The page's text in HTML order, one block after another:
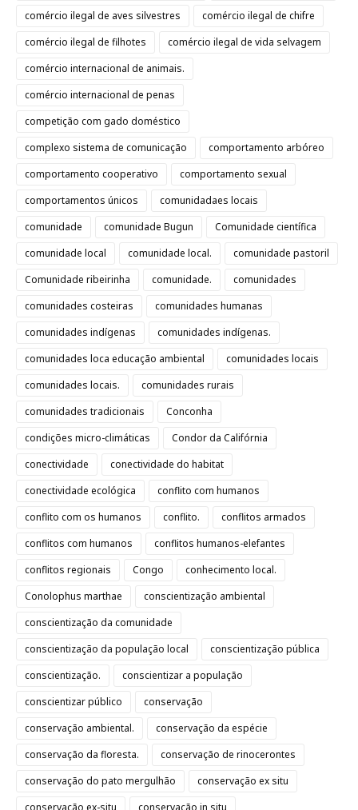
comércio ilegal de aves silvestres
comércio ilegal de chifre
comércio ilegal de filhotes
comércio ilegal de vida selvagem
comércio internacional de animais.
comércio internacional de penas
competição com gado doméstico
complexo sistema de comunicação
comportamento arbóreo
comportamento cooperativo
comportamento sexual
comportamentos únicos
comunidadaes locais
comunidade
comunidade Bugun
Comunidade científica
comunidade local
comunidade local.
comunidade pastoril
Comunidade ribeirinha
comunidade.
comunidades
comunidades costeiras
comunidades humanas
comunidades indígenas
comunidades indígenas.
comunidades loca educação ambiental
comunidades locais
comunidades locais.
comunidades rurais
comunidades tradicionais
Conconha
condições micro-climáticas
Condor da Califórnia
conectividade
conectividade do habitat
conectividade ecológica
conflito com humanos
conflito com os humanos
conflito.
conflitos armados
conflitos com humanos
conflitos humanos-elefantes
conflitos regionais
Congo
conhecimento local.
Conolophus marthae
conscientização ambiental
conscientização da comunidade
conscientização da população local
conscientização pública
conscientização.
conscientizar a população
conscientizar público
conservação
conservação ambiental.
conservação da espécie
conservação da floresta.
conservação de rinocerontes
conservação do pato mergulhão
conservação ex situ
conservação ex-situ
conservação in situ